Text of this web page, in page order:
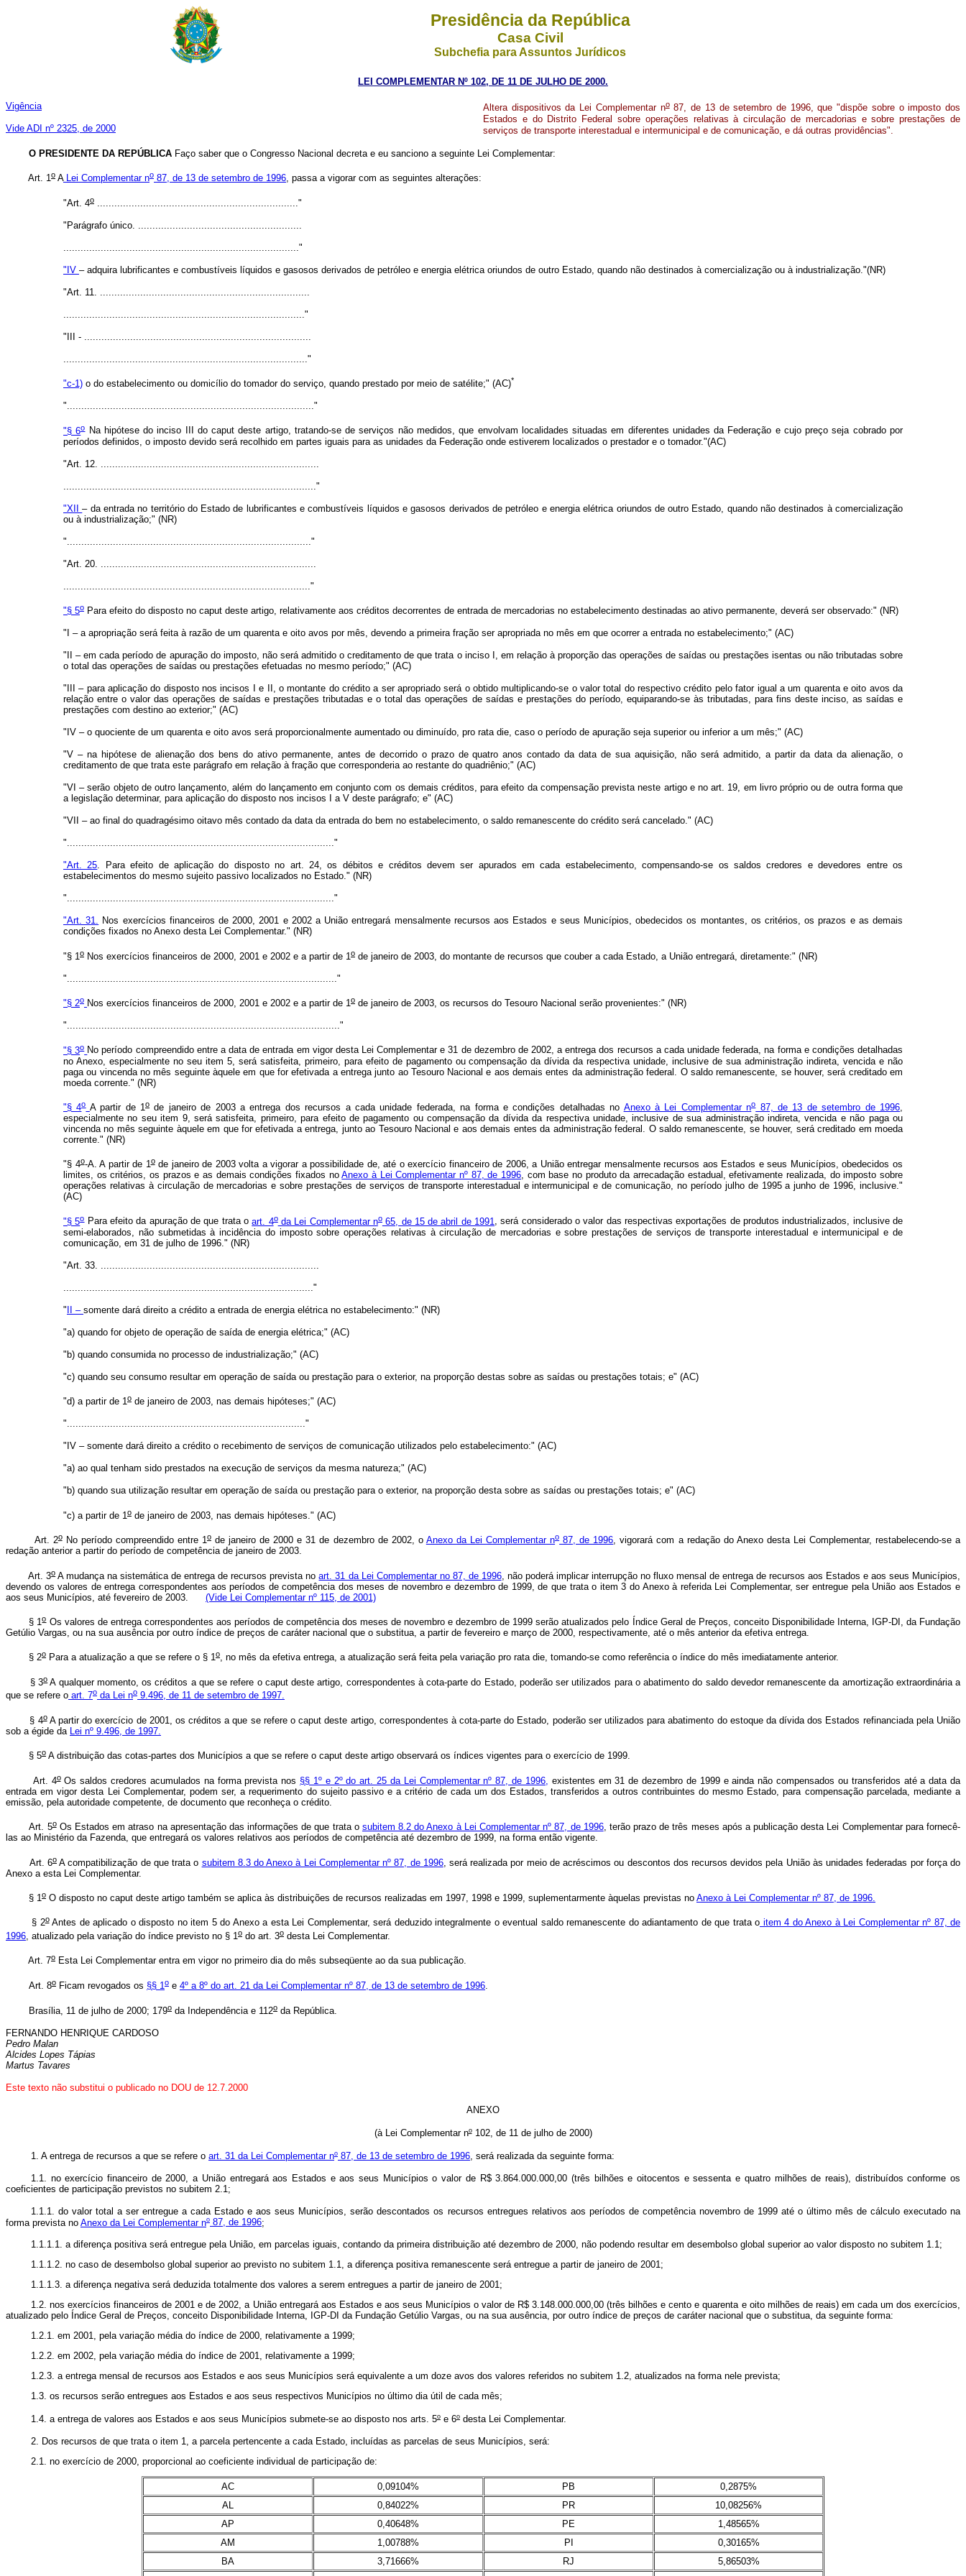
Presidência da República
Casa Civil
Subchefia para Assuntos Jurídicos
LEI COMPLEMENTAR Nº 102, DE 11 DE JULHO DE 2000.
Vigência
Vide ADI nº 2325, de 2000
Altera dispositivos da Lei Complementar no87, de 13 de setembro de 1996, que "dispõe sobre o imposto dos
Estados e do Distrito Federal sobre operações relativas à circulação de mercadorias e sobre prestações de
serviços de transporte interestadual e intermunicipal e de comunicação, e dá outras providências".
O PRESIDENTE DA REPÚBLICA Faço saber que o Congresso Nacional decreta e eu sanciono a seguinte Lei Complementar:
Art. 1o ALei Complementar no 87, de 13 de setembro de 1996, passa a vigorar com as seguintes alterações:
"Art. 4o ......................................................................"
"Parágrafo único. .........................................................
.................................................................................."
"IV – adquira lubrificantes e combustíveis líquidos e gasosos derivados de petróleo e energia elétrica oriundos de outro Estado, quando não destinados à comercialização ou à industrialização."(NR)
"Art. 11. .........................................................................
...................................................................................."
"III - ...............................................................................
....................................................................................."
"c-1) o do estabelecimento ou domicílio do tomador do serviço, quando prestado por meio de satélite;" (AC)*
"......................................................................................"
"§ 6oNa hipótese do inciso III do caput deste artigo, tratando-se de serviços não medidos, que envolvam localidades situadas em diferentes unidades da Federação e cujo preço seja cobrado por
períodos definidos, o imposto devido será recolhido em partes iguais para as unidades da Federação onde estiverem localizados o prestador e o tomador."(AC)
"Art. 12. ............................................................................
........................................................................................"
"XII– da entrada no território do Estado de lubrificantes e combustíveis líquidos e gasosos derivados de petróleo e energia elétrica oriundos de outro Estado, quando não destinados à comercialização
ou à industrialização;" (NR)
"....................................................................................."
"Art. 20. ...........................................................................
......................................................................................"
"§ 5o Para efeito do disposto no caput deste artigo, relativamente aos créditos decorrentes de entrada de mercadorias no estabelecimento destinadas ao ativo permanente, deverá ser observado:" (NR)
"I – a apropriação será feita à razão de um quarenta e oito avos por mês, devendo a primeira fração ser apropriada no mês em que ocorrer a entrada no estabelecimento;" (AC)
"II – em cada período de apuração do imposto, não será admitido o creditamento de que trata o inciso I, em relação à proporção das operações de saídas ou prestações isentas ou não tributadas sobre
o total das operações de saídas ou prestações efetuadas no mesmo período;" (AC)
"III – para aplicação do disposto nos incisos I e II, o montante do crédito a ser apropriado será o obtido multiplicando-se o valor total do respectivo crédito pelo fator igual a um quarenta e oito avos da
relação entre o valor das operações de saídas e prestações tributadas e o total das operações de saídas e prestações do período, equiparando-se às tributadas, para fins deste inciso, as saídas e
prestações com destino ao exterior;" (AC)
"IV – o quociente de um quarenta e oito avos será proporcionalmente aumentado ou diminuído, pro rata die, caso o período de apuração seja superior ou inferior a um mês;" (AC)
"V – na hipótese de alienação dos bens do ativo permanente, antes de decorrido o prazo de quatro anos contado da data de sua aquisição, não será admitido, a partir da data da alienação, o
creditamento de que trata este parágrafo em relação à fração que corresponderia ao restante do quadriênio;" (AC)
"VI – serão objeto de outro lançamento, além do lançamento em conjunto com os demais créditos, para efeito da compensação prevista neste artigo e no art. 19, em livro próprio ou de outra forma que
a legislação determinar, para aplicação do disposto nos incisos I a V deste parágrafo; e" (AC)
"VII – ao final do quadragésimo oitavo mês contado da data da entrada do bem no estabelecimento, o saldo remanescente do crédito será cancelado." (AC)
"............................................................................................."
"Art. 25. Para efeito de aplicação do disposto no art. 24, os débitos e créditos devem ser apurados em cada estabelecimento, compensando-se os saldos credores e devedores entre os
estabelecimentos do mesmo sujeito passivo localizados no Estado." (NR)
"............................................................................................."
"Art. 31. Nos exercícios financeiros de 2000, 2001 e 2002 a União entregará mensalmente recursos aos Estados e seus Municípios, obedecidos os montantes, os critérios, os prazos e as demais
condições fixados no Anexo desta Lei Complementar." (NR)
"§ 1o Nos exercícios financeiros de 2000, 2001 e 2002 e a partir de 1o de janeiro de 2003, do montante de recursos que couber a cada Estado, a União entregará, diretamente:" (NR)
".............................................................................................."
"§ 2o Nos exercícios financeiros de 2000, 2001 e 2002 e a partir de 1o de janeiro de 2003, os recursos do Tesouro Nacional serão provenientes:" (NR)
"..............................................................................................."
"§ 3o No período compreendido entre a data de entrada em vigor desta Lei Complementar e 31 de dezembro de 2002, a entrega dos recursos a cada unidade federada, na forma e condições detalhadas
no Anexo, especialmente no seu item 5, será satisfeita, primeiro, para efeito de pagamento ou compensação da dívida da respectiva unidade, inclusive de sua administração indireta, vencida e não
paga ou vincenda no mês seguinte àquele em que for efetivada a entrega junto ao Tesouro Nacional e aos demais entes da administração federal. O saldo remanescente, se houver, será creditado em
moeda corrente." (NR)
"§ 4o A partir de 1o de janeiro de 2003 a entrega dos recursos a cada unidade federada, na forma e condições detalhadas no Anexo à Lei Complementar no87, de 13 de setembro de 1996
especialmente no seu item 9, será satisfeita, primeiro, para efeito de pagamento ou compensação da dívida da respectiva unidade, inclusive de sua administração indireta, vencida e não paga ou
vincenda no mês seguinte àquele em que for efetivada a entrega, junto ao Tesouro Nacional e aos demais entes da administração federal. O saldo remanescente, se houver, será creditado em moeda
corrente." (NR)
"§ 4o-A. A partir de 1ode janeiro de 2003 volta a vigorar a possibilidade de, até o exercício financeiro de 2006, a União entregar mensalmente recursos aos Estados e seus Municípios, obedecidos os
limites, os critérios, os prazos e as demais condições fixados noAnexo à Lei Complementar nº 87, de 1996, com base no produto da arrecadação estadual, efetivamente realizada, do imposto sobre
operações relativas à circulação de mercadorias e sobre prestações de serviços de transporte interestadual e intermunicipal e de comunicação, no período julho de 1995 a junho de 1996, inclusive."
(AC)
"§ 5oPara efeito da apuração de que trata oart. 4oda Lei Complementar no65, de 15 de abril de 1991 , será considerado o valor das respectivas exportações de produtos industrializados, inclusive de
semi-elaborados, não submetidas à incidência do imposto sobre operações relativas à circulação de mercadorias e sobre prestações de serviços de transporte interestadual e intermunicipal e de
comunicação, em 31 de julho de 1996." (NR)
"Art. 33. ............................................................................
......................................................................................."
" II – somente dará direito a crédito a entrada de energia elétrica no estabelecimento:" (NR)
"a) quando for objeto de operação de saída de energia elétrica;" (AC)
"b) quando consumida no processo de industrialização;" (AC)
"c) quando seu consumo resultar em operação de saída ou prestação para o exterior, na proporção destas sobre as saídas ou prestações totais; e" (AC)
"d) a partir de 1o de janeiro de 2003, nas demais hipóteses;" (AC)
"..................................................................................."
"IV – somente dará direito a crédito o recebimento de serviços de comunicação utilizados pelo estabelecimento:" (AC)
"a) ao qual tenham sido prestados na execução de serviços da mesma natureza;" (AC)
"b) quando sua utilização resultar em operação de saída ou prestação para o exterior, na proporção desta sobre as saídas ou prestações totais; e" (AC)
"c) a partir de 1o de janeiro de 2003, nas demais hipóteses." (AC)
Art. 2oNo período compreendido entre 1ode janeiro de 2000 e 31 de dezembro de 2002, o Anexo da Lei Complementar no87, de 1996, vigorará com a redação do Anexo desta Lei Complementar, restabelecendo-se a
redação anterior a partir do período de competência de janeiro de 2003.
Art. 3oA mudança na sistemática de entrega de recursos prevista noart. 31 da Lei Complementar no 87, de 1996, não poderá implicar interrupção no fluxo mensal de entrega de recursos aos Estados e aos seus Municípios,
devendo os valores de entrega correspondentes aos períodos de competência dos meses de novembro e dezembro de 1999, de que trata o item 3 do Anexo à referida Lei Complementar, ser entregue pela União aos Estados e
aos seus Municípios, até fevereiro de 2003. (Vide Lei Complementar nº 115, de 2001)
§ 1oOs valores de entrega correspondentes aos períodos de competência dos meses de novembro e dezembro de 1999 serão atualizados pelo Índice Geral de Preços, conceito Disponibilidade Interna, IGP-DI, da Fundação
Getúlio Vargas, ou na sua ausência por outro índice de preços de caráter nacional que o substitua, a partir de fevereiro e março de 2000, respectivamente, até o mês anterior da efetiva entrega.
§ 2o Para a atualização a que se refere o § 1o, no mês da efetiva entrega, a atualização será feita pela variação pro rata die, tomando-se como referência o índice do mês imediatamente anterior.
§ 3oA qualquer momento, os créditos a que se refere o caput deste artigo, correspondentes à cota-parte do Estado, poderão ser utilizados para o abatimento do saldo devedor remanescente da amortização extraordinária a
que se refere o art. 7o da Lei no 9.496, de 11 de setembro de 1997.
§ 4oA partir do exercício de 2001, os créditos a que se refere o caput deste artigo, correspondentes à cota-parte do Estado, poderão ser utilizados para abatimento do estoque da dívida dos Estados refinanciada pela União
sob a égide da
Lei nº 9.496, de 1997.
§ 5o A distribuição das cotas-partes dos Municípios a que se refere o caput deste artigo observará os índices vigentes para o exercício de 1999.
Art. 4oOs saldos credores acumulados na forma prevista nos §§ 1º e 2º do art. 25 da Lei Complementar nº 87, de 1996, existentes em 31 de dezembro de 1999 e ainda não compensados ou transferidos até a data da
entrada em vigor desta Lei Complementar, podem ser, a requerimento do sujeito passivo e a critério de cada um dos Estados, transferidos a outros contribuintes do mesmo Estado, para compensação parcelada, mediante a
emissão, pela autoridade competente, de documento que reconheça o crédito.
Art. 5oOs Estados em atraso na apresentação das informações de que trata o subitem 8.2 do Anexo à Lei Complementar nº 87, de 1996, terão prazo de três meses após a publicação desta Lei Complementar para fornecê-
las ao Ministério da Fazenda, que entregará os valores relativos aos períodos de competência até dezembro de 1999, na forma então vigente.
Art. 6o A compatibilização de que trata o subitem 8.3 do Anexo à Lei Complementar nº 87, de 1996, será realizada por meio de acréscimos ou descontos dos recursos devidos pela União às unidades federadas por força do
Anexo a esta Lei Complementar.
§ 1 o O disposto no caput deste artigo também se aplica às distribuições de recursos realizadas em 1997, 1998 e 1999, suplementarmente àquelas previstas no Anexo à Lei Complementar nº 87, de 1996.
§ 2oAntes de aplicado o disposto no item 5 do Anexo a esta Lei Complementar, será deduzido integralmente o eventual saldo remanescente do adiantamento de que trata o item 4 do Anexo à Lei Complementar nº 87, de
1996 , atualizado pela variação do índice previsto no § 1 o do art. 3o desta Lei Complementar.
Art. 7o Esta Lei Complementar entra em vigor no primeiro dia do mês subseqüente ao da sua publicação.
Art. 8o Ficam revogados os §§ 1o e 4º a 8º do art. 21 da Lei Complementar nº 87, de 13 de setembro de 1996
Brasília, 11 de julho de 2000; 179o da Independência e 112o da República.
FERNANDO HENRIQUE CARDOSO
Pedro Malan
Alcides Lopes Tápias
Martus Tavares
Este texto não substitui o publicado no DOU de 12.7.2000
ANEXO
(à Lei Complementar no102, de 11 de julho de 2000)
1. A entrega de recursos a que se refere o art. 31 da Lei Complementar no 87, de 13 de setembro de 1996 , será realizada da seguinte forma:
1.1. no exercício financeiro de 2000, a União entregará aos Estados e aos seus Municípios o valor de R$ 3.864.000.000,00 (três bilhões e oitocentos e sessenta e quatro milhões de reais), distribuídos conforme os
coeficientes de participação previstos no subitem 2.1;
1.1.1. do valor total a ser entregue a cada Estado e aos seus Municípios, serão descontados os recursos entregues relativos aos períodos de competência novembro de 1999 até o último mês de cálculo executado na
forma prevista no Anexo da Lei Complementar no 87, de 1996;
1.1.1.1. a diferença positiva será entregue pela União, em parcelas iguais, contando da primeira distribuição até dezembro de 2000, não podendo resultar em desembolso global superior ao valor disposto no subitem 1.1;
1.1.1.2. no caso de desembolso global superior ao previsto no subitem 1.1, a diferença positiva remanescente será entregue a partir de janeiro de 2001;
1.1.1.3. a diferença negativa será deduzida totalmente dos valores a serem entregues a partir de janeiro de 2001;
1.2. nos exercícios financeiros de 2001 e de 2002, a União entregará aos Estados e aos seus Municípios o valor de R$ 3.148.000.000,00 (três bilhões e cento e quarenta e oito milhões de reais) em cada um dos exercícios,
atualizado pelo Índice Geral de Preços, conceito Disponibilidade Interna, IGP-DI da Fundação Getúlio Vargas, ou na sua ausência, por outro índice de preços de caráter nacional que o substitua, da seguinte forma:
1.2.1. em 2001, pela variação média do índice de 2000, relativamente a 1999;
1.2.2. em 2002, pela variação média do índice de 2001, relativamente a 1999;
1.2.3. a entrega mensal de recursos aos Estados e aos seus Municípios será equivalente a um doze avos dos valores referidos no subitem 1.2, atualizados na forma nele prevista;
1.3. os recursos serão entregues aos Estados e aos seus respectivos Municípios no último dia útil de cada mês;
1.4. a entrega de valores aos Estados e aos seus Municípios submete-se ao disposto nos arts. 5o e 6o desta Lei Complementar.
2. Dos recursos de que trata o item 1, a parcela pertencente a cada Estado, incluídas as parcelas de seus Municípios, será:
2.1. no exercício de 2000, proporcional ao coeficiente individual de participação de:
AC 0,09104% PB
0,2875%
AL
0,84022% PR
10,08256%
AP
0,40648% PE
1,48565%
AM
1,00788% PI
0,30165%
BA
3,71666% RJ
5,86503%